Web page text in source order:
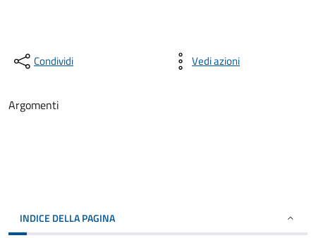
Condividi Vedi azioni
Argomenti
INDICE DELLA PAGINA